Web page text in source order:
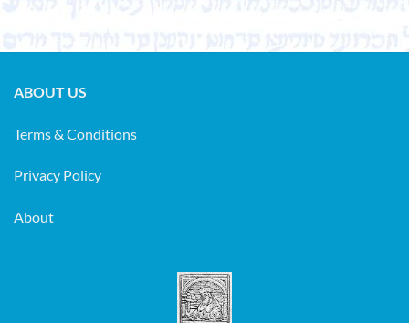
ABOUT US
Terms & Conditions
Privacy Policy
About